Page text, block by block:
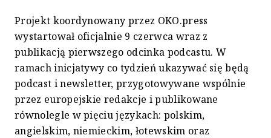
Projekt koordynowany przez OKO.press
wystartował oficjalnie 9 czerwca wraz z
publikacją pierwszego odcinka podcastu. W
ramach inicjatywy co tydzień ukazywać się będą
podcast i newsletter, przygotowywane wspólnie
przez europejskie redakcje i publikowane
równolegle w pięciu językach: polskim,
angielskim, niemieckim, łotewskim oraz